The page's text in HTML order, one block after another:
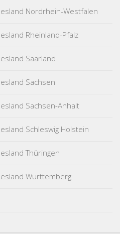
Nordrhein-Westfalen
Rheinland-Pfalz
Saarland
Sachsen
Sachsen-Anhalt
Schleswig Holstein
Thüringen
Württemberg